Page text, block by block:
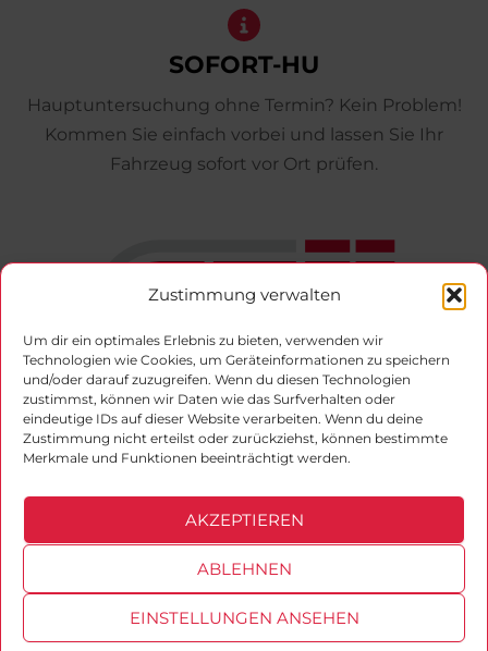
Zustimmung verwalten
Um dir ein optimales Erlebnis zu bieten, verwenden wir
Technologien wie Cookies, um Geräteinformationen zu speichern
und/oder darauf zuzugreifen. Wenn du diesen Technologien
zustimmst, können wir Daten wie das Surfverhalten oder
eindeutige IDs auf dieser Website verarbeiten. Wenn du deine
Zustimmung nicht erteilst oder zurückziehst, können bestimmte
Merkmale und Funktionen beeinträchtigt werden.
AKZEPTIEREN
ABLEHNEN
EINSTELLUNGEN ANSEHEN
SOFORT-HU
Hauptuntersuchung ohne Termin? Kein Problem!
Kommen Sie einfach vorbei und lassen Sie Ihr
Fahrzeug sofort vor Ort prüfen.
Offizieller Vertragspartner der Gesellschaft für
technische Überwachung (GTÜ)
Facebook
Instagram
Copyright © 2026 Ingenieurbüro von Eberstein. Alle Rechte